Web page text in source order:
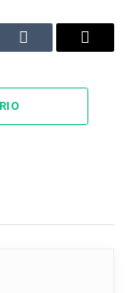
Tumblr Email